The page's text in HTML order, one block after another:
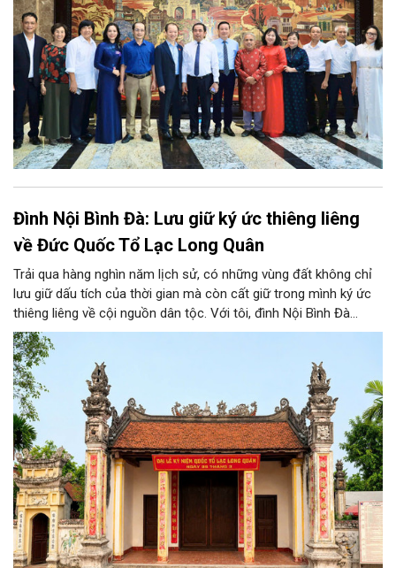
Đình Nội Bình Đà: Lưu giữ ký ức thiêng liêng
về Đức Quốc Tổ Lạc Long Quân
Trải qua hàng nghìn năm lịch sử, có những vùng đất không chỉ
lưu giữ dấu tích của thời gian mà còn cất giữ trong mình ký ức
thiêng liêng về cội nguồn dân tộc. Với tôi, đình Nội Bình Đà
không chỉ là ngôi đình cổ của quê hương, mà còn gắn với tuổi
thơ, với những mùa lễ hội tháng ba âm lịch và với niềm tự hào
về vùng đất thờ Đức Quốc Tổ Lạc Long Quân, vị thủy tổ của
dân tộc Việt Nam.